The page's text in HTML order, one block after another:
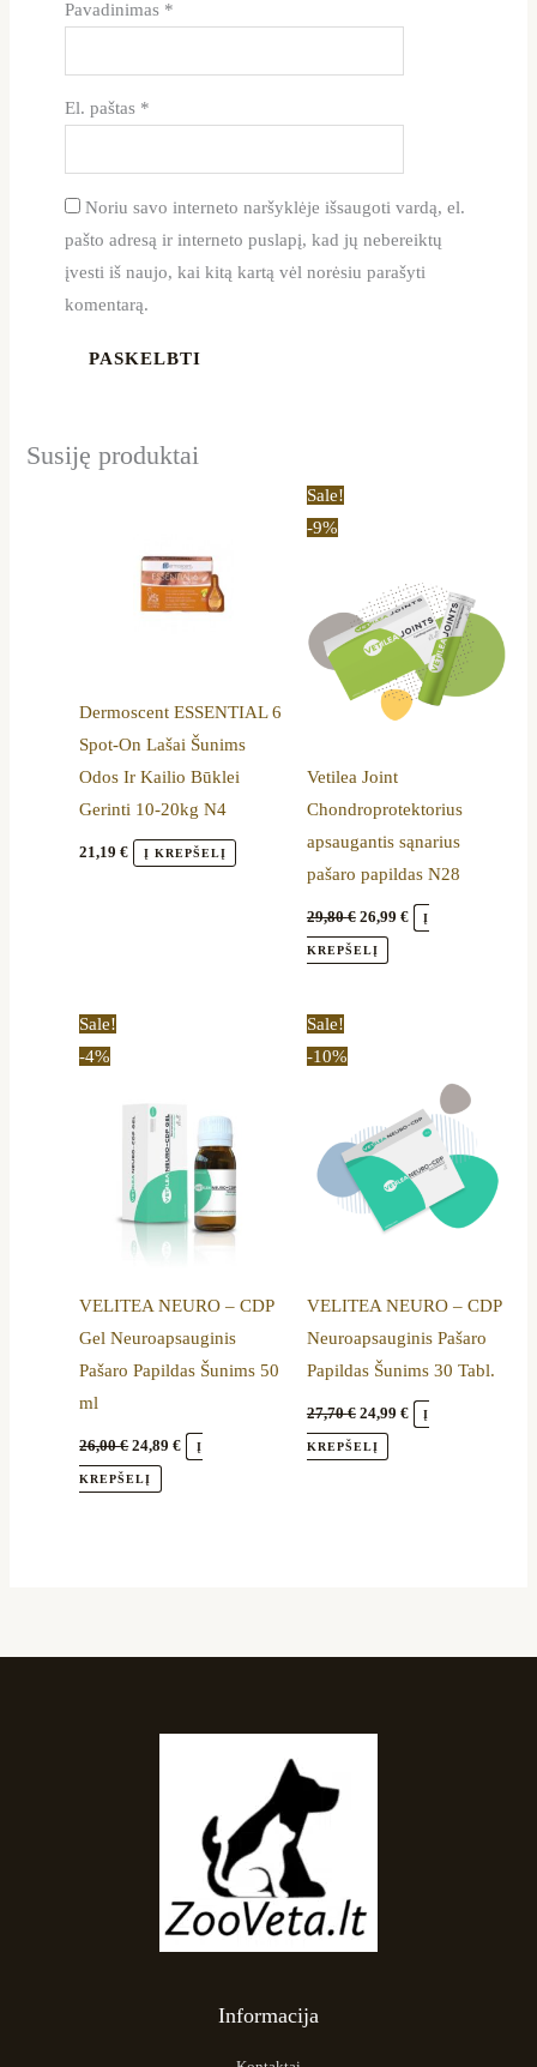
Pavadinimas *
El. paštas *
Noriu savo interneto naršyklėje išsaugoti vardą, el.
pašto adresą ir interneto puslapį, kad jų nebereiktų
įvesti iš naujo, kai kitą kartą vėl norėsiu parašyti
komentarą.
Susiję produktai
Dermoscent ESSENTIAL 6
Spot-On Lašai Šunims
Odos Ir Kailio Būklei
Gerinti 10-20kg N4
21,19€ Į KREPŠELĮ
Sale!
-9%
Vetilea Joint
Chondroprotektorius
apsaugantis sąnarius
pašaro papildas N28
29,80€ 26,99 € Į
KREPŠELĮ
Sale!
-4%
VELITEA NEURO – CDP
Gel Neuroapsauginis
Pašaro Papildas Šunims 50
ml
26,00€ 24,89€ Į
KREPŠELĮ
Sale!
-10%
VELITEA NEURO – CDP
Neuroapsauginis Pašaro
Papildas Šunims 30 Tabl.
27,70€ 24,99 € Į
KREPŠELĮ
Informacija